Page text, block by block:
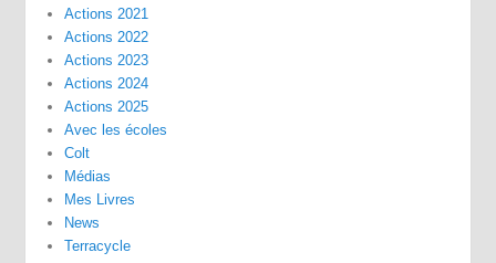
Actions 2021
Actions 2022
Actions 2023
Actions 2024
Actions 2025
Avec les écoles
Colt
Médias
Mes Livres
News
Terracycle